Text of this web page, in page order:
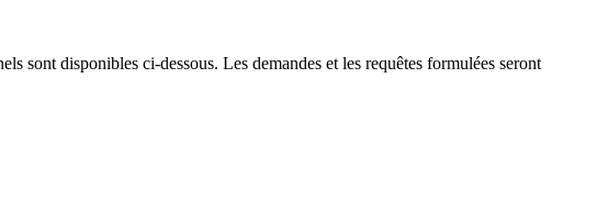
sont disponibles ci-dessous. Les demandes et les requêtes formulées seront